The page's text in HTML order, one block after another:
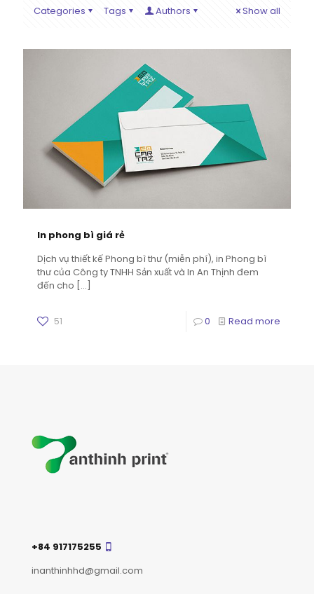
Categories Tags Authors Show all
In phong bì giá rẻ
Dịch vụ thiết kế Phong bì thư (miễn phí), in Phong bì
thư của Công ty TNHH Sản xuất và In An Thịnh đem
đến cho […]
51 0 Read more
+84 917175255
inanthinhhd@gmail.com